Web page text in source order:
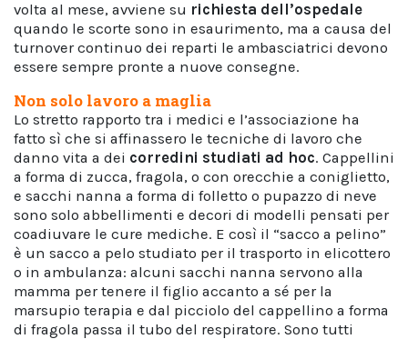
volta al mese, avviene su richiesta dell’ospedale
quando le scorte sono in esaurimento, ma a causa del
turnover continuo dei reparti le ambasciatrici devono
essere sempre pronte a nuove consegne.
Non solo lavoro a maglia
Lo stretto rapporto tra i medici e l’associazione ha
fatto sì che si affinassero le tecniche di lavoro che
danno vita a dei corredini studiati ad hoc. Cappellini
a forma di zucca, fragola, o con orecchie a coniglietto,
e sacchi nanna a forma di folletto o pupazzo di neve
sono solo abbellimenti e decori di modelli pensati per
coadiuvare le cure mediche. E così il “sacco a pelino”
è un sacco a pelo studiato per il trasporto in elicottero
o in ambulanza: alcuni sacchi nanna servono alla
mamma per tenere il figlio accanto a sé per la
marsupio terapia e dal picciolo del cappellino a forma
di fragola passa il tubo del respiratore. Sono tutti